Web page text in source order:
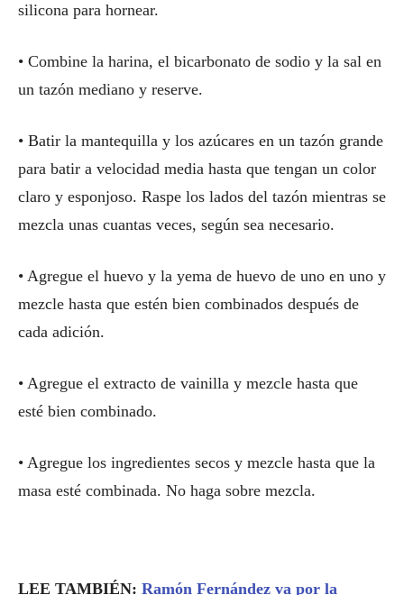
silicona para hornear.
• Combine la harina, el bicarbonato de sodio y la sal en
un tazón mediano y reserve.
• Batir la mantequilla y los azúcares en un tazón grande
para batir a velocidad media hasta que tengan un color
claro y esponjoso. Raspe los lados del tazón mientras se
mezcla unas cuantas veces, según sea necesario.
• Agregue el huevo y la yema de huevo de uno en uno y
mezcle hasta que estén bien combinados después de
cada adición.
• Agregue el extracto de vainilla y mezcle hasta que
esté bien combinado.
• Agregue los ingredientes secos y mezcle hasta que la
masa esté combinada. No haga sobre mezcla.
LEE TAMBIÉN: Ramón Fernández va por la